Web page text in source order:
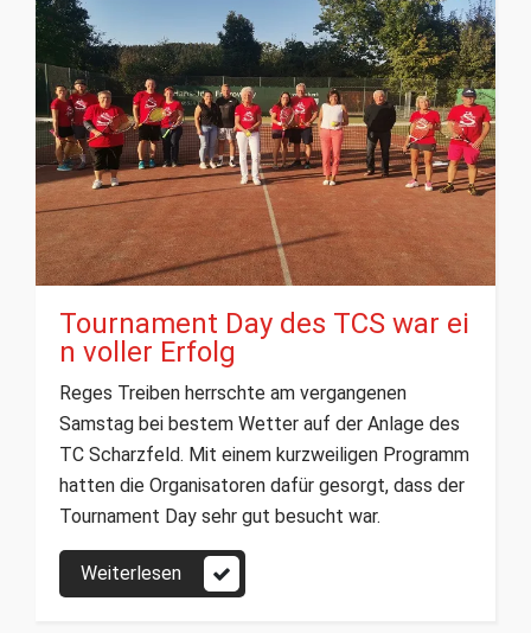
Tournament Day des TCS war ei
n voller Erfolg
Reges Treiben herrschte am vergangenen
Samstag bei bestem Wetter auf der Anlage des
TC Scharzfeld. Mit einem kurzweiligen Programm
hatten die Organisatoren dafür gesorgt, dass der
Tournament Day sehr gut besucht war.
Weiterlesen